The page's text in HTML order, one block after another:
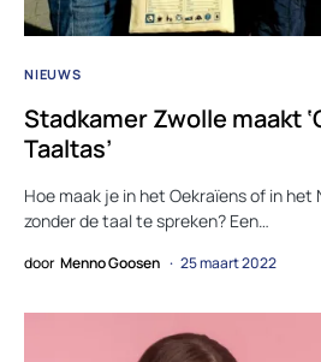
NIEUWS
Stadkamer Zwolle maakt
Taaltas’
Hoe maak je in het Oekraïens of in
zonder de taal te spreken? Een…
door Menno Goosen 25 maart 2022